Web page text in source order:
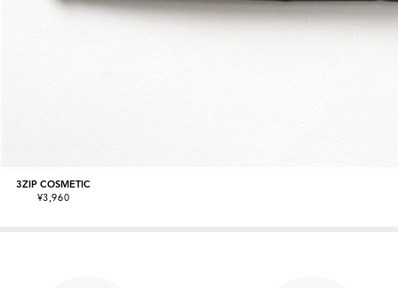
3ZIP COSMETIC
¥3,960